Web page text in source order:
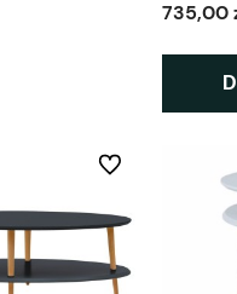
735,00
Do ulubionych